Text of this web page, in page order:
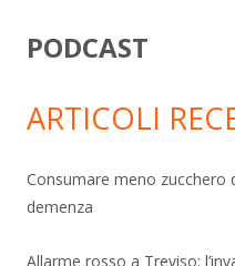
PODCAST
ARTICOLI
Consumare meno zucchero
demenza
Allarme rosso a Treviso: